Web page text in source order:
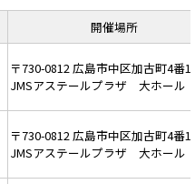
開催場所
〒730-0812 広島市中区加古町4番
JMSアステールプラザ 大ホール
〒730-0812 広島市中区加古町4番
JMSアステールプラザ 大ホール